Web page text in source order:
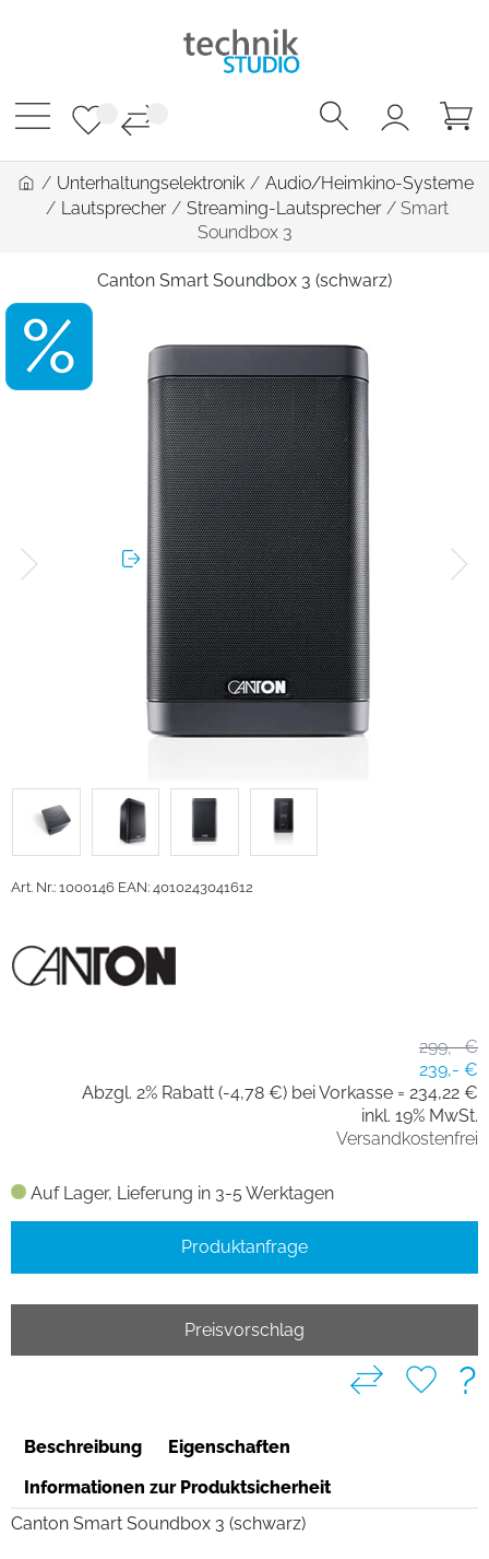
/ Unterhaltungselektronik / Audio/Heimkino-Systeme
/ Lautsprecher/ Streaming-Lautsprecher/ Smart
Soundbox 3
Canton Smart Soundbox 3 (schwarz)
Art. Nr.: 1000146 EAN: 4010243041612
299,- €
239,- €
Abzgl. 2% Rabatt (-4,78 €) bei Vorkasse = 234,22 €
inkl. 19% MwSt.
Versandkostenfrei
Auf Lager, Lieferung in 3-5 Werktagen
Produktanfrage
Preisvorschlag
?
Beschreibung
Eigenschaften
Informationen zur Produktsicherheit
Canton Smart Soundbox 3 (schwarz)